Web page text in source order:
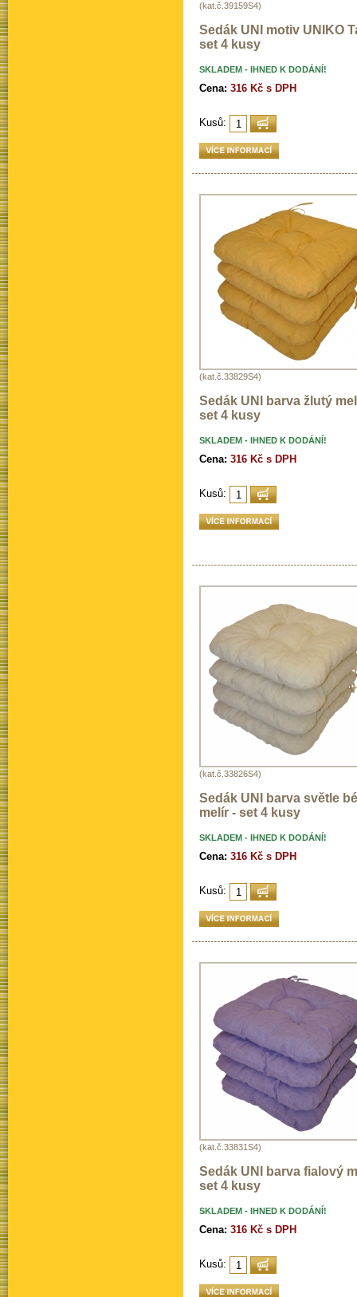
(kat.č.39159S4)
Sedák UNI motiv UNIKO
set 4 kusy
SKLADEM - IHNED K DODÁNÍ!
Cena: 316 Kč s DPH
Kusů:
(kat.č.33829S4)
Sedák UNI barva žlutý
set 4 kusy
SKLADEM - IHNED K DODÁNÍ!
Cena: 316 Kč s DPH
Kusů:
(kat.č.33826S4)
Sedák UNI barva světle
melír - set 4 kusy
SKLADEM - IHNED K DODÁNÍ!
Cena: 316 Kč s DPH
Kusů:
(kat.č.33831S4)
Sedák UNI barva fialový
set 4 kusy
SKLADEM - IHNED K DODÁNÍ!
Cena: 316 Kč s DPH
Kusů: